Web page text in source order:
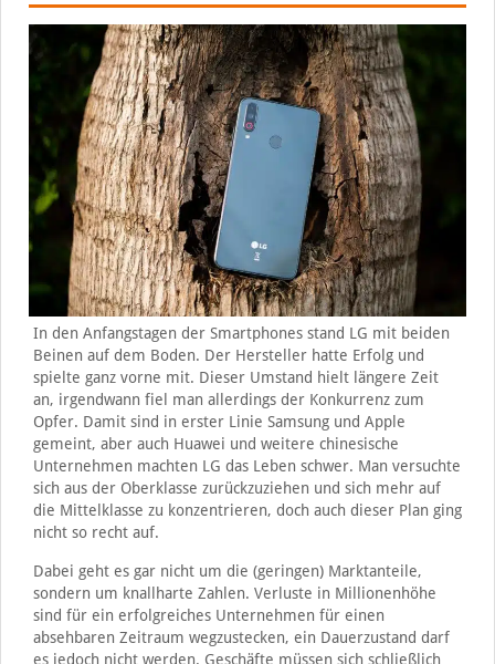
In den Anfangstagen der Smartphones stand LG mit beiden
Beinen auf dem Boden. Der Hersteller hatte Erfolg und
spielte ganz vorne mit. Dieser Umstand hielt längere Zeit
an, irgendwann fiel man allerdings der Konkurrenz zum
Opfer. Damit sind in erster Linie Samsung und Apple
gemeint, aber auch Huawei und weitere chinesische
Unternehmen machten LG das Leben schwer. Man versuchte
sich aus der Oberklasse zurückzuziehen und sich mehr auf
die Mittelklasse zu konzentrieren, doch auch dieser Plan ging
nicht so recht auf.
Dabei geht es gar nicht um die (geringen) Marktanteile,
sondern um knallharte Zahlen. Verluste in Millionenhöhe
sind für ein erfolgreiches Unternehmen für einen
absehbaren Zeitraum wegzustecken, ein Dauerzustand darf
es jedoch nicht werden. Geschäfte müssen sich schließlich